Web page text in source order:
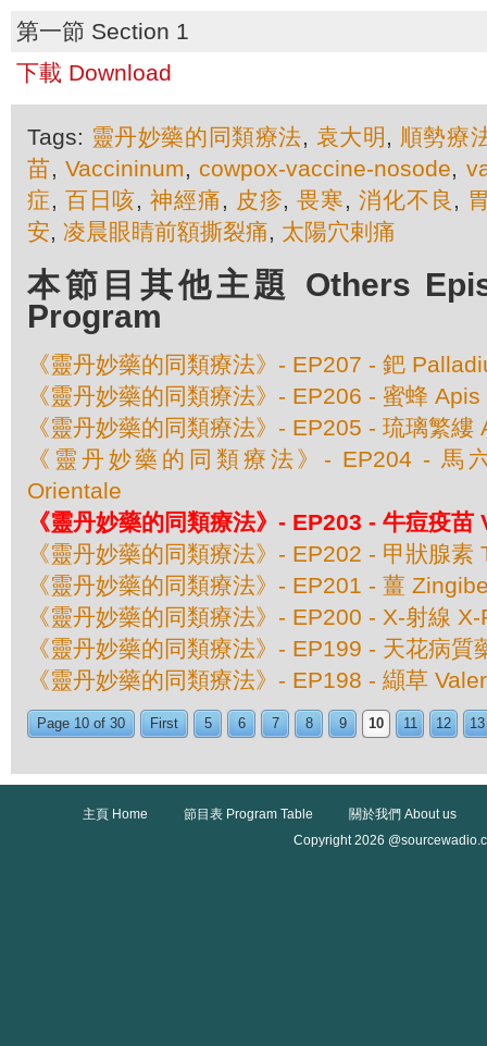
第一節 Section 1
下載 Download
Tags: 靈丹妙藥的同類療法, 袁大明 , 順勢療
苗,Vaccininum, cowpox-vaccine-nosode,
症, 百日咳,神經痛, 皮疹,畏寒, 消化不良 ,
安, 凌晨眼睛前額撕裂痛, 太陽穴剌痛
本節目其他主題 Others
Program
《靈丹妙藥的同類療法》- EP207 - 鈀
《靈丹妙藥的同類療法》- EP206 - 蜜蜂
《靈丹妙藥的同類療法》- EP205 - 琉璃繁
《靈丹妙藥的同類療法》- EP204 - 馬
Orientale
《靈丹妙藥的同類療法》- EP203 - 牛痘疫
《靈丹妙藥的同類療法》- EP202 - 甲狀腺素
《靈丹妙藥的同類療法》- EP201 - 薑
《靈丹妙藥的同類療法》- EP200 - X-射線 X-
《靈丹妙藥的同類療法》- EP199 - 天花病質
《靈丹妙藥的同類療法》- EP198 - 纈草
Page 10 of 30 First 5 6 7 8 9 10 11 12 13
主頁 Home 節目表 Program Table
關於我們 About us
Copyright 2026